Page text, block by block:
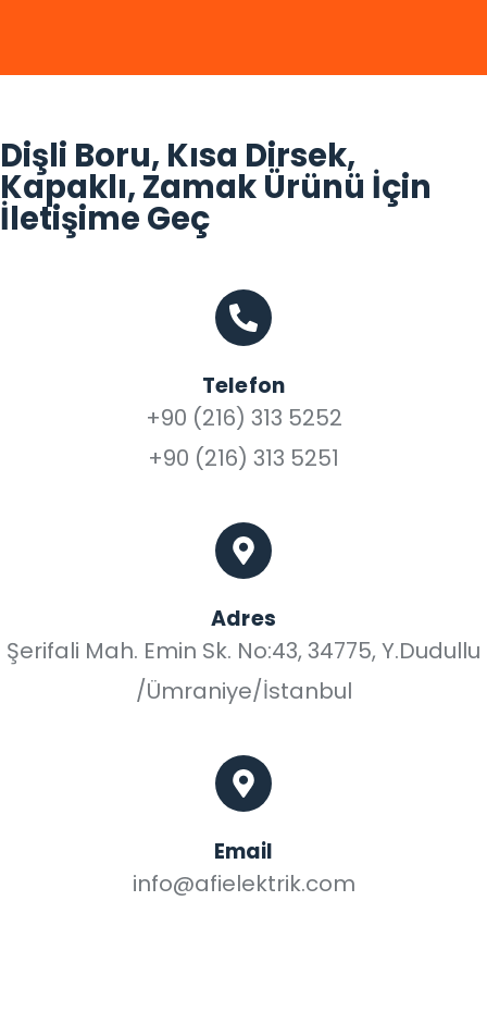
Dişli Boru, Kısa Dirsek,
Kapaklı, Zamak Ürünü İçin
İletişime Geç
Telefon
+90 (216) 313 5252
+90 (216) 313 5251
Adres
Şerifali Mah. Emin Sk. No:43, 34775, Y.Dudullu
/Ümraniye/İstanbul
Email
info@afielektrik.com